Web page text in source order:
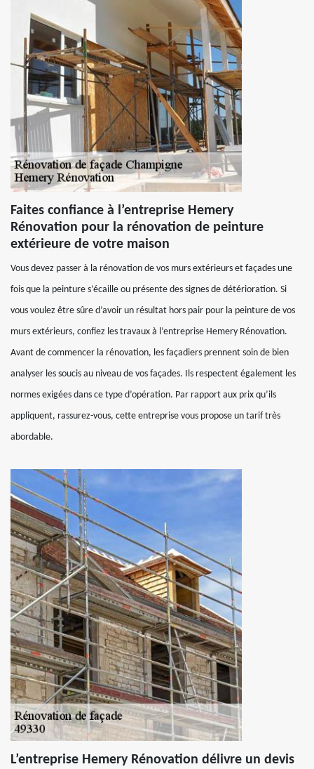
Faites confiance à l’entreprise Hemery
Rénovation pour la rénovation de peinture
extérieure de votre maison
Vous devez passer à la rénovation de vos murs extérieurs et façades une
fois que la peinture s’écaille ou présente des signes de détérioration. Si
vous voulez être sûre d’avoir un résultat hors pair pour la peinture de vos
murs extérieurs, confiez les travaux à l’entreprise Hemery Rénovation.
Avant de commencer la rénovation, les façadiers prennent soin de bien
analyser les soucis au niveau de vos façades. Ils respectent également les
normes exigées dans ce type d’opération. Par rapport aux prix qu’ils
appliquent, rassurez-vous, cette entreprise vous propose un tarif très
abordable.
L’entreprise Hemery Rénovation délivre un devis